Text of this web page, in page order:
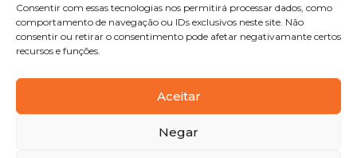
Consentir com essas tecnologias nos permitirá processar dados, como
comportamento de navegação ou IDs exclusivos neste site. Não
consentir ou retirar o consentimento pode afetar negativamante certos
recursos e funções.
Aceitar
Negar
Copyright © 2025 Sabores Santa Clara
. Todos os direitos
reservadosPolítica de Privacidade |Termos e condições
Designed byShift Your Branding Agency